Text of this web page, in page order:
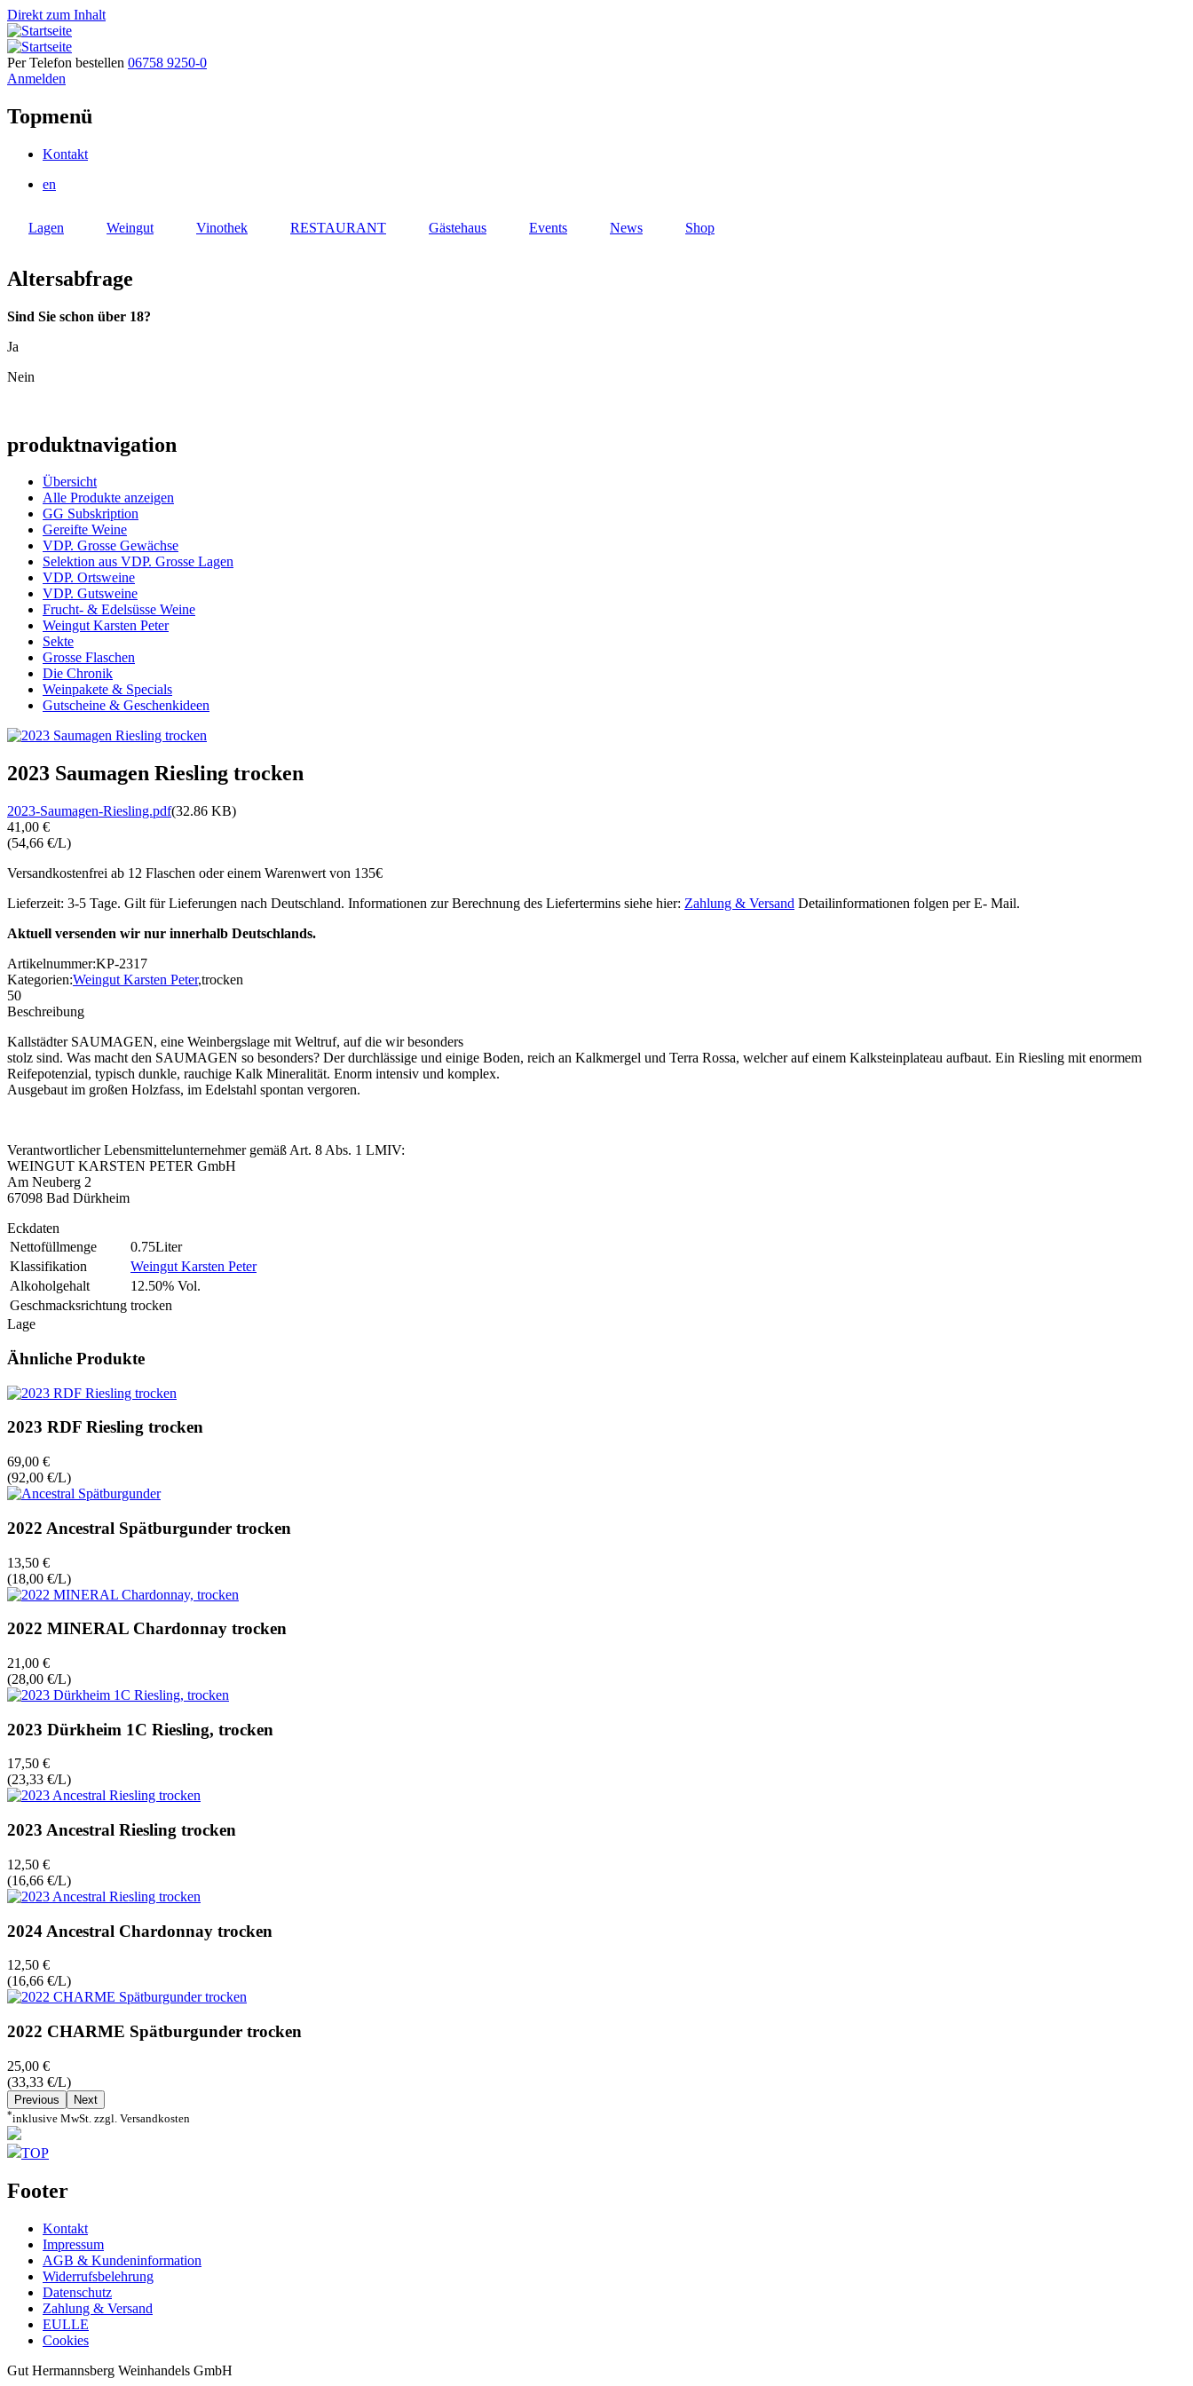
Direkt zum Inhalt
Per Telefon bestellen 06758 9250-0
Anmelden
Topmenü
Kontakt
en
Lagen Weingut Vinothek RESTAURANT Gästehaus Events News Shop
Altersabfrage
Sind Sie schon über 18?
Ja
Nein
produktnavigation
Übersicht
Alle Produkte anzeigen
GG Subskription
Gereifte Weine
VDP. Grosse Gewächse
Selektion aus VDP. Grosse Lagen
VDP. Ortsweine
VDP. Gutsweine
Frucht- & Edelsüsse Weine
Weingut Karsten Peter
Sekte
Grosse Flaschen
Die Chronik
Weinpakete & Specials
Gutscheine & Geschenkideen
2023 Saumagen Riesling trocken
2023-Saumagen-Riesling.pdf(32.86 KB)
41,00 €
(54,66 €/L)
Versandkostenfrei ab 12 Flaschen oder einem Warenwert von 135€
Lieferzeit: 3-5 Tage. Gilt für Lieferungen nach Deutschland. Informationen zur Berechnung des Liefertermins siehe hier: Zahlung & Versand Detailinformationen folgen per E- Mail.
Aktuell versenden wir nur innerhalb Deutschlands.
Artikelnummer:KP-2317
Kategorien:Weingut Karsten Peter,trocken
50
Beschreibung
Kallstädter SAUMAGEN, eine Weinbergslage mit Weltruf, auf die wir besonders
stolz sind. Was macht den SAUMAGEN so besonders? Der durchlässige und einige Boden, reich an Kalkmergel und Terra Rossa, welcher auf einem Kalksteinplateau aufbaut. Ein Riesling mit enormem
Reifepotenzial, typisch dunkle, rauchige Kalk Mineralität. Enorm intensiv und komplex.
Ausgebaut im großen Holzfass, im Edelstahl spontan vergoren.
Verantwortlicher Lebensmittelunternehmer gemäß Art. 8 Abs. 1 LMIV:
WEINGUT KARSTEN PETER GmbH
Am Neuberg 2
67098 Bad Dürkheim
Eckdaten
Nettofüllmenge
0.75Liter
Klassifikation
Weingut Karsten Peter
Alkoholgehalt
12.50% Vol.
Geschmacksrichtung trocken
Lage
Ähnliche Produkte
2023 RDF Riesling trocken
69,00 €
(92,00 €/L)
2022 Ancestral Spätburgunder trocken
13,50 €
(18,00 €/L)
2022 MINERAL Chardonnay trocken
21,00 €
(28,00 €/L)
2023 Dürkheim 1C Riesling, trocken
17,50 €
(23,33 €/L)
2023 Ancestral Riesling trocken
12,50 €
(16,66 €/L)
2024 Ancestral Chardonnay trocken
12,50 €
(16,66 €/L)
2022 CHARME Spätburgunder trocken
25,00 €
(33,33 €/L)
Previous Next
*inklusive MwSt. zzgl. Versandkosten
TOP
Footer
Kontakt
Impressum
AGB & Kundeninformation
Widerrufsbelehrung
Datenschutz
Zahlung & Versand
EULLE
Cookies
Gut Hermannsberg Weinhandels GmbH